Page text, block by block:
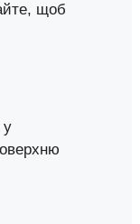
щоб
у